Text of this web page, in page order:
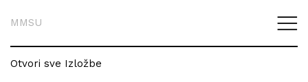
MMSU
Otvori sve Izložbe